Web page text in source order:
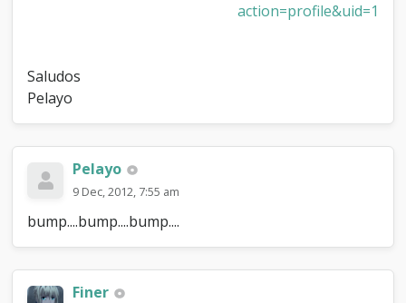
action=profile&uid=1
Saludos
Pelayo
Pelayo
9 Dec, 2012, 7:55 am
bump....bump....bump....
Finer